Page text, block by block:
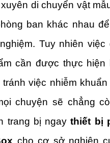
di chuyển vật
ban khác nhau
Tuy nhiên việc
cần được thực hiện
tránh việc nhiễm
chuyện sẽ chẳng
trang bị ngaythiết bị
cho cơ sở nghiên